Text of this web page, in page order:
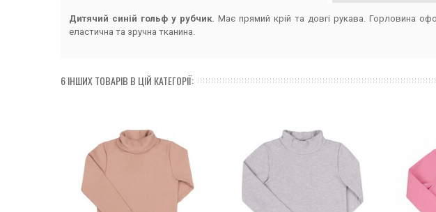
Дитячий синій гольф у рубчик. Має прямий крій та довгі рукава. Горловина
еластична та зручна тканина.
6 ІНШИХ ТОВАРІВ В ЦІЙ КАТЕГОРІЇ: